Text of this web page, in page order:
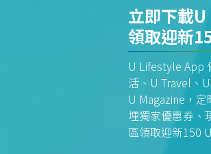
立即下載
領取迎新
U Lifestyle App
活、U Travel、
U Magazine，
埋獨家優惠券、
區領取迎新150